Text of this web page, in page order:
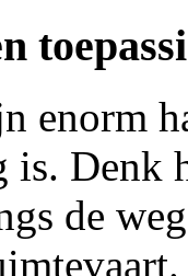
enorm
Denk
de